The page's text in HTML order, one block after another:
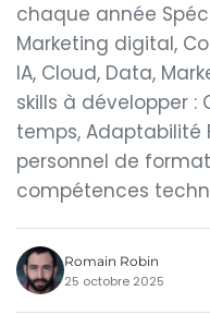
chaque année
Marketing digital,
IA, Cloud, Data,
skills à développer
temps, Adaptabilité
personnel de
compétences
Romain Robin
25 octobre 2025